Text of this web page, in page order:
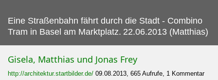
Eine Straßenbahn fährt durch die Stadt - Combino
Tram in Basel am Marktplatz. 22.06.2013 (Matthias)
Gisela, Matthias und Jonas Frey
http://architektur.startbilder.de/ 09.08.2013, 665 Aufrufe, 1 Kommentar